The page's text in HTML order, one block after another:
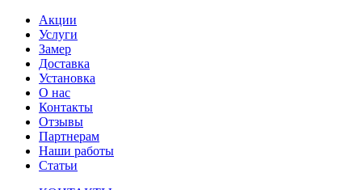
Акции
Услуги
Замер
Доставка
Установка
О нас
Контакты
Отзывы
Партнерам
Наши работы
Статьи